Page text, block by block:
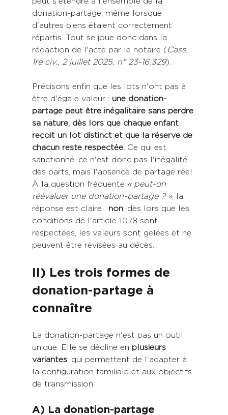
donation-partage, même lorsque
d'autres biens étaient correctement
répartis. Tout se joue donc dans la
rédaction de l'acte par le notaire (Cass.
1re civ., 2 juillet 2025, n° 23-16.329).
Précisons enfin que les lots n'ont pas à
être d'égale valeur : une donation-
partage peut être inégalitaire sans perdre
sa nature, dès lors que chaque enfant
reçoit un lot distinct et que la réserve de
chacun reste respectée. Ce qui est
sanctionné, ce n'est donc pas l'inégalité
des parts, mais l'absence de partage réel.
À la question fréquente « peut-on
réévaluer une donation-partage ? », la
réponse est claire : non, dès lors que les
conditions de l'article 1078 sont
respectées, les valeurs sont gelées et ne
peuvent être révisées au décès.
II) Les trois formes de
donation-partage à
connaître
La donation-partage n'est pas un outil
unique. Elle se décline en plusieurs
variantes, qui permettent de l'adapter à
la configuration familiale et aux objectifs
de transmission.
A) La donation-partage